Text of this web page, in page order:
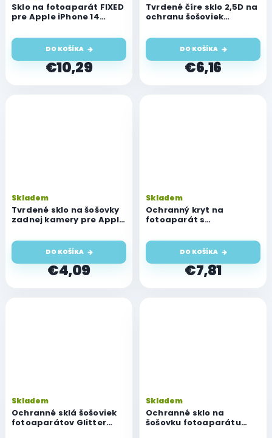
Sklo na fotoaparát FIXED
pre Apple iPhone 14
šedé
€10,29
DO KOŠÍKA
Tvrdené číre sklo 2,5D na
ochranu šošoviek
iPhone 14 Pro/14 Pro Max
€6,16
DO KOŠÍKA
Tvrdené sklo na šošovky
zadnej kamery pre Apple
Max
Skladem
€4,09
DO KOŠÍKA
Ochranný kryt na
fotoaparát s
sklom pre Apple iPhone
14 Pro a 14 Pro Max, farba
grafit
Skladem
€7,81
DO KOŠÍKA
Ochranné sklá šošoviek
fotoaparátov Glitter
Skladem
Ochranné sklo na
šošovku fotoaparátu
Skladem